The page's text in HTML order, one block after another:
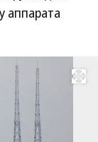
аппарата
Развернуть